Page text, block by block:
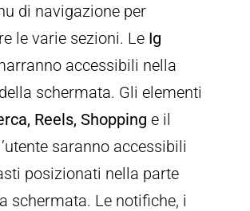
di navigazione per
le varie sezioni. Le Ig
accessibili nella
schermata. Gli elementi
Reels, Shopping e il
saranno accessibili
posizionati nella parte
schermata. Le notifiche, i